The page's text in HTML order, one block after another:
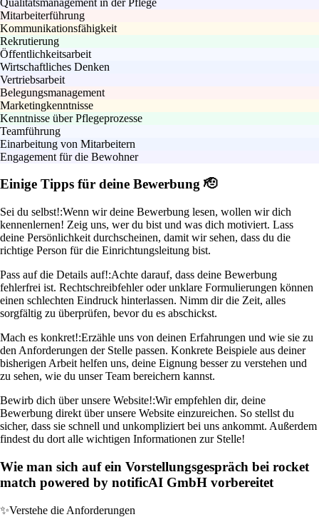
Mitarbeiterführung
Kommunikationsfähigkeit
Rekrutierung
Öffentlichkeitsarbeit
Wirtschaftliches Denken
Vertriebsarbeit
Belegungsmanagement
Marketingkenntnisse
Kenntnisse über Pflegeprozesse
Teamführung
Einarbeitung von Mitarbeitern
Engagement für die Bewohner
Einige Tipps für deine Bewerbung 🫡
Sei du selbst!:Wenn wir deine Bewerbung lesen, wollen wir dich
kennenlernen! Zeig uns, wer du bist und was dich motiviert. Lass
deine Persönlichkeit durchscheinen, damit wir sehen, dass du die
richtige Person für die Einrichtungsleitung bist.
Pass auf die Details auf!:Achte darauf, dass deine Bewerbung
fehlerfrei ist. Rechtschreibfehler oder unklare Formulierungen können
einen schlechten Eindruck hinterlassen. Nimm dir die Zeit, alles
sorgfältig zu überprüfen, bevor du es abschickst.
Mach es konkret!:Erzähle uns von deinen Erfahrungen und wie sie zu
den Anforderungen der Stelle passen. Konkrete Beispiele aus deiner
bisherigen Arbeit helfen uns, deine Eignung besser zu verstehen und
zu sehen, wie du unser Team bereichern kannst.
Bewirb dich über unsere Website!:Wir empfehlen dir, deine
Bewerbung direkt über unsere Website einzureichen. So stellst du
sicher, dass sie schnell und unkompliziert bei uns ankommt. Außerdem
findest du dort alle wichtigen Informationen zur Stelle!
Wie man sich auf ein Vorstellungsgespräch bei rocket
match powered by notificAI GmbH vorbereitet
✨Verstehe die Anforderungen